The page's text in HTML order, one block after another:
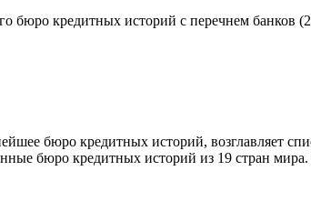
бюро кредитных историй с перечнем банков
бюро кредитных историй, возглавляет
бюро кредитных историй из 19 стран